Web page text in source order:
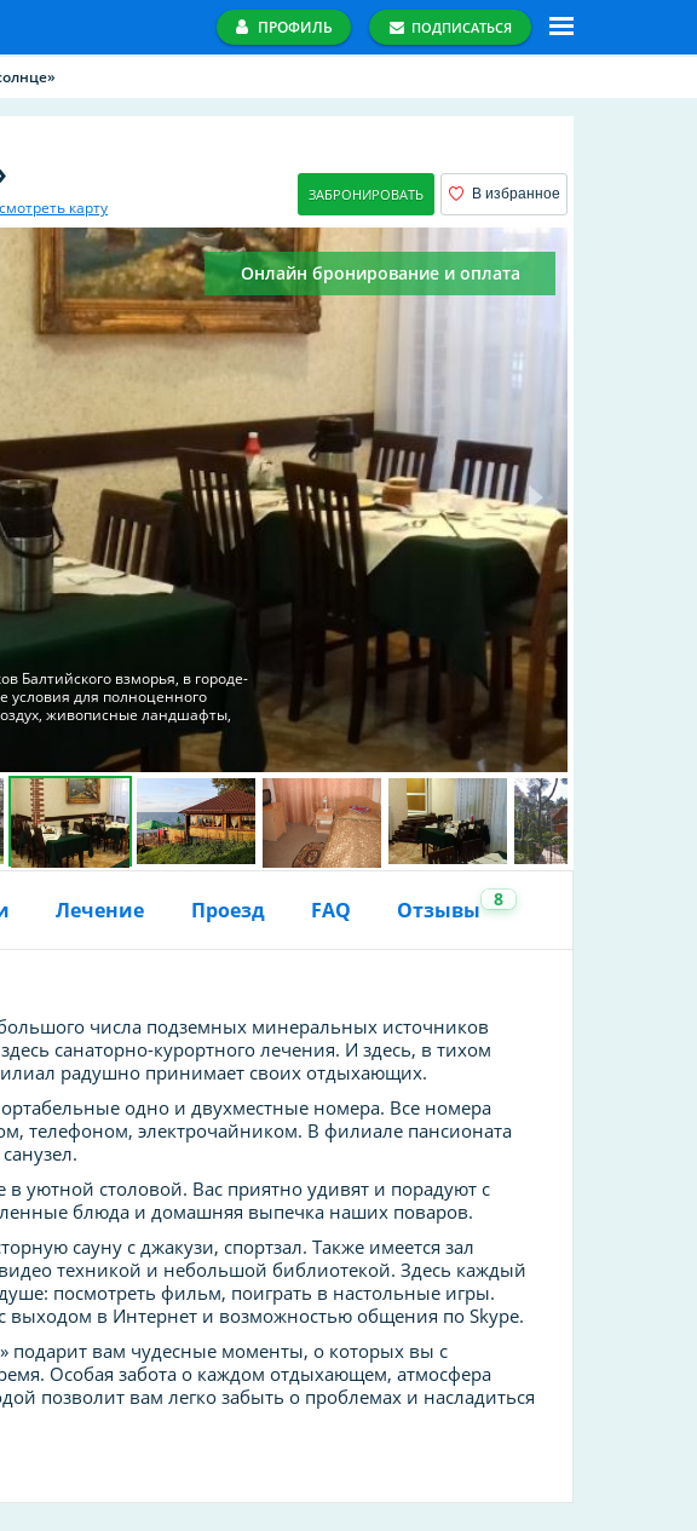
ПРОФИЛЬ ПОДПИСАТЬСЯ
карту
ЗАБРОНИРОВАТЬ В избранное
Онлайн бронирование и оплата
Балтийского взморья, в городе-
условия для полноценного
живописные ландшафты,
Лечение Проезд FAQ Отзывы 8
числа подземных минеральных источников
санаторно-курортного лечения. И здесь, в тихом
радушно принимает своих отдыхающих.
одно и двухместные номера. Все номера
телефоном, электрочайником. В филиале пансионата
уютной столовой. Вас приятно удивят и порадуют с
блюда и домашняя выпечка наших поваров.
сауну с джакузи, спортзал. Также имеется зал
техникой и небольшой библиотекой. Здесь каждый
посмотреть фильм, поиграть в настольные игры.
выходом в Интернет и возможностью общения по Skype.
подарит вам чудесные моменты, о которых вы с
Особая забота о каждом отдыхающем, атмосфера
позволит вам легко забыть о проблемах и насладиться